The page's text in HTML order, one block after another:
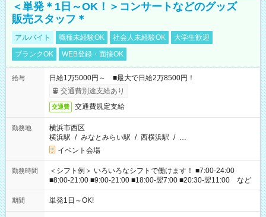
＜単発＊1日～OK！＞コンサートなどのグッズ
販売スタッフ＊
アルバイト 職種未経験OK 社会人未経験OK
大学生歓迎
ブランクOK
WEB登録・面接OK
給与
日給1万5000円～ ■最大で日給2万8500円！
交通費別途支給あり
交通費 交通費規定支給
勤務地
横浜市西区
横浜駅 / みなとみらい駅 / 西横浜駅 / …
イベント会場
勤務時間
＜シフト例＞ いろいろなシフトで働けます！ ■7:00-24:00
■8:00-21:00 ■9:00-21:00 ■18:00-翌7:00 ■20:30-翌11:00 など
期間 単発1日～OK!